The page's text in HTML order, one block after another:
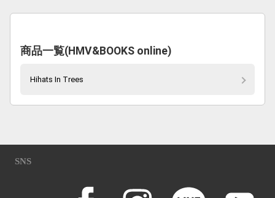
商品一覧(HMV&BOOKS online)
Hihats In Trees
SNS